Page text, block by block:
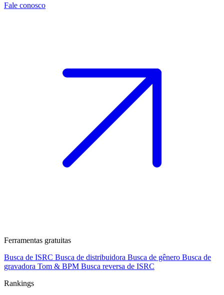
Fale conosco
Ferramentas gratuitas
Busca de ISRC Busca de distribuidora Busca de gênero Busca de
gravadora Tom & BPM Busca reversa de ISRC
Rankings